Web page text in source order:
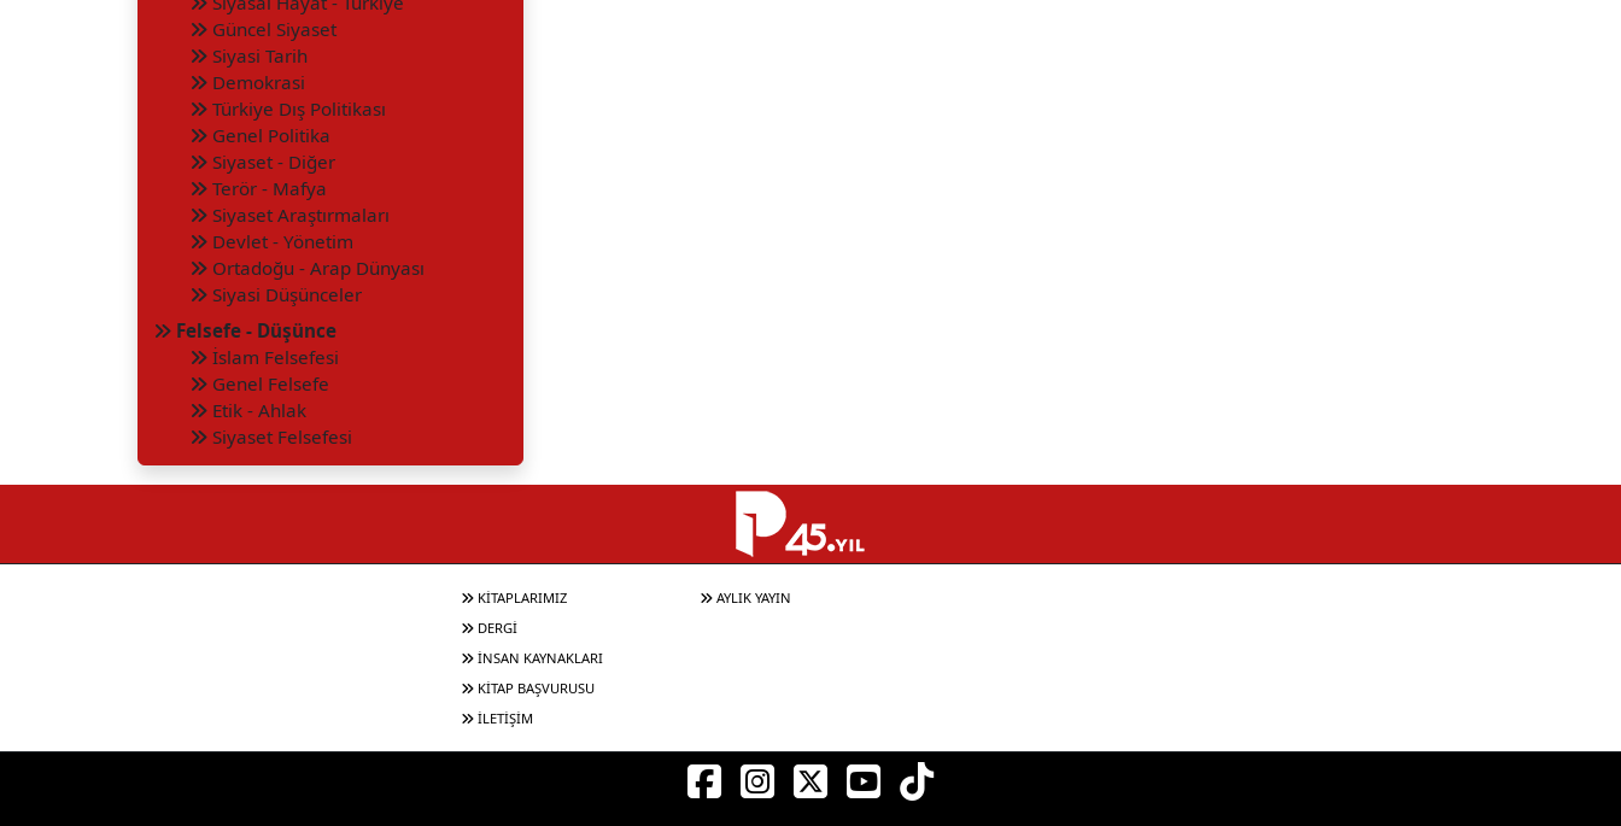
Güncel Siyaset
Siyasi Tarih
Demokrasi
Türkiye Dış Politikası
Genel Politika
Siyaset - Diğer
Terör - Mafya
Siyaset Araştırmaları
Devlet - Yönetim
Ortadoğu - Arap Dünyası
Siyasi Düşünceler
Felsefe - Düşünce
İslam Felsefesi
Genel Felsefe
Etik - Ahlak
Siyaset Felsefesi
KİTAPLARIMIZ
DERGİ
İNSAN KAYNAKLARI
KİTAP BAŞVURUSU
İLETİŞİM
AYLIK YAYIN